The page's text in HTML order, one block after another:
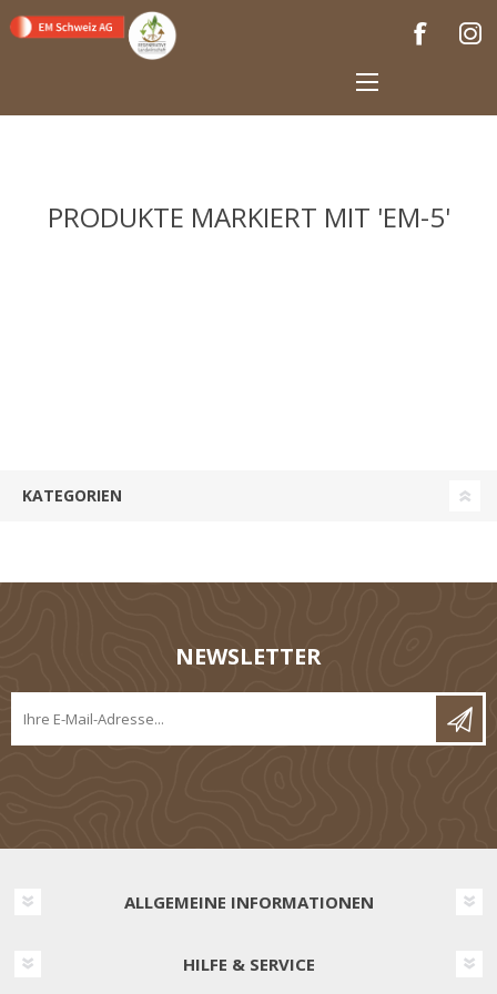
PRODUKTE MARKIERT MIT 'EM-5'
KATEGORIEN
NEWSLETTER
ALLGEMEINE INFORMATIONEN
HILFE & SERVICE